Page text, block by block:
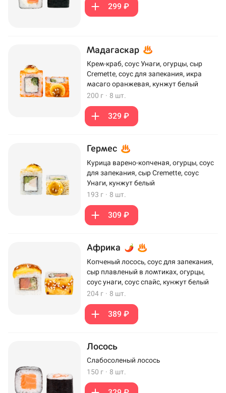
299 ₽
Мадагаскар
Крем-краб, соус Унаги, огурцы, сыр
Cremette, соус для запекания, икра
масаго оранжевая, кунжут белый
200 г · 8 шт.
329 ₽
Гермес
Курица варено-копченая, огурцы, соус
для запекания, сыр Cremette, соус
Унаги, кунжут белый
193 г · 8 шт.
309 ₽
Африка
Копченый лосось, соус для запекания,
сыр плавленый в ломтиках, огурцы,
соус унаги, соус спайс, кунжут белый
204 г · 8 шт.
389 ₽
Лосось
Слабосоленый лосось
150 г · 8 шт.